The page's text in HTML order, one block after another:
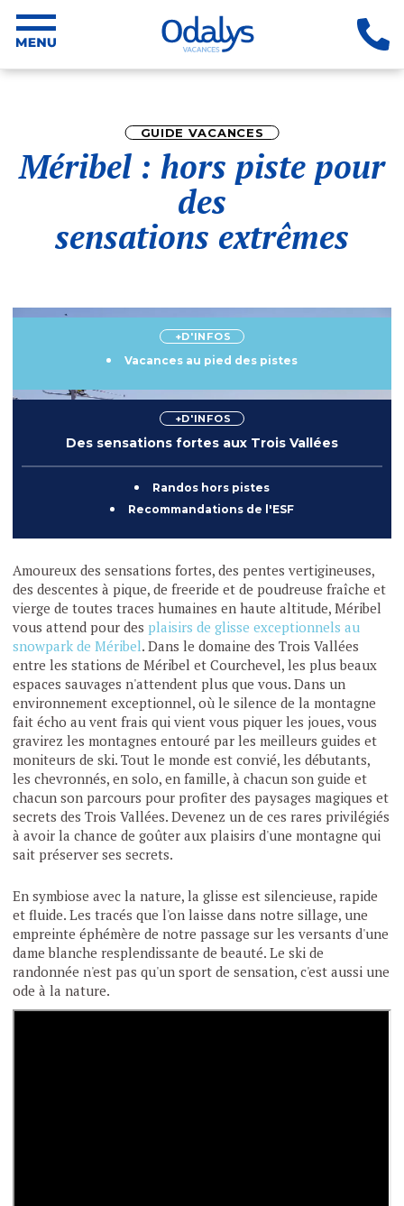
GUIDE VACANCES
Méribel : hors piste pour
des
sensations extrêmes
+D'INFOS
Vacances au pied des pistes
+D'INFOS
Des sensations fortes aux Trois Vallées
Randos hors pistes
Recommandations de l'ESF
Amoureux des sensations fortes, des pentes vertigineuses,
des descentes à pique, de freeride et de poudreuse fraîche et
vierge de toutes traces humaines en haute altitude, Méribel
vous attend pour des plaisirs de glisse exceptionnels au
snowpark de Méribel. Dans le domaine des Trois Vallées
entre les stations de Méribel et Courchevel, les plus beaux
espaces sauvages n'attendent plus que vous. Dans un
environnement exceptionnel, où le silence de la montagne
fait écho au vent frais qui vient vous piquer les joues, vous
gravirez les montagnes entouré par les meilleurs guides et
moniteurs de ski. Tout le monde est convié, les débutants,
les chevronnés, en solo, en famille, à chacun son guide et
chacun son parcours pour profiter des paysages magiques et
secrets des Trois Vallées. Devenez un de ces rares privilégiés
à avoir la chance de goûter aux plaisirs d'une montagne qui
sait préserver ses secrets.
En symbiose avec la nature, la glisse est silencieuse, rapide
et fluide. Les tracés que l'on laisse dans notre sillage, une
empreinte éphémère de notre passage sur les versants d'une
dame blanche resplendissante de beauté. Le ski de
randonnée n'est pas qu'un sport de sensation, c'est aussi une
ode à la nature.